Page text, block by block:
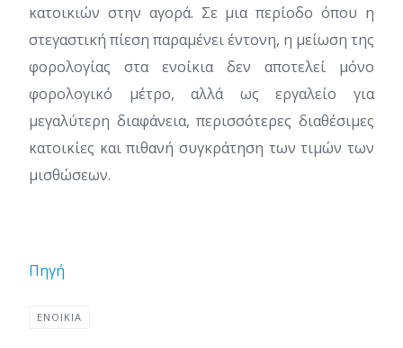
κατοικιών στην αγορά. Σε μια περίοδο όπου η
στεγαστική πίεση παραμένει έντονη, η μείωση της
φορολογίας στα ενοίκια δεν αποτελεί μόνο
φορολογικό μέτρο, αλλά ως εργαλείο για
μεγαλύτερη διαφάνεια, περισσότερες διαθέσιμες
κατοικίες και πιθανή συγκράτηση των τιμών των
μισθώσεων.
Πηγή
ΕΝΟΙΚΙΑ